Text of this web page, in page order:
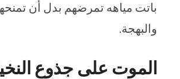
باتت مياهه تمرضهم بدل أن
والبهجة.
الموت على جذوع